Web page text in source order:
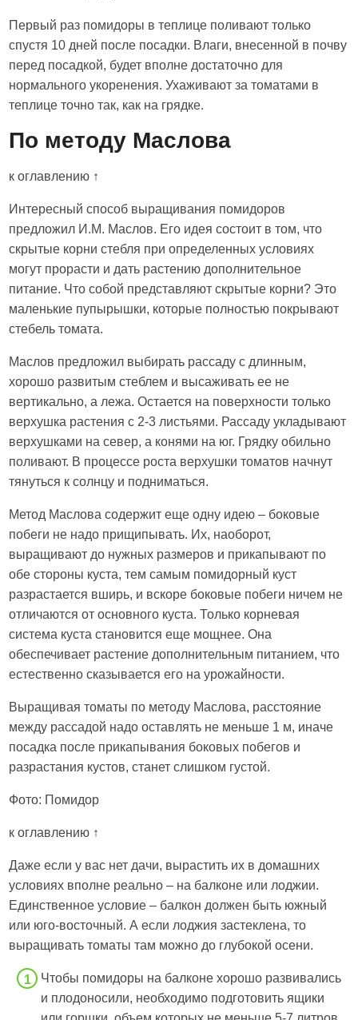
Первый раз помидоры в теплице поливают только
спустя 10 дней после посадки. Влаги, внесенной в почву
перед посадкой, будет вполне достаточно для
нормального укоренения. Ухаживают за томатами в
теплице точно так, как на грядке.
По методу Маслова
к оглавлению ↑
Интересный способ выращивания помидоров
предложил И.М. Маслов. Его идея состоит в том, что
скрытые корни стебля при определенных условиях
могут прорасти и дать растению дополнительное
питание. Что собой представляют скрытые корни? Это
маленькие пупырышки, которые полностью покрывают
стебель томата.
Маслов предложил выбирать рассаду с длинным,
хорошо развитым стеблем и высаживать ее не
вертикально, а лежа. Остается на поверхности только
верхушка растения с 2-3 листьями. Рассаду укладывают
верхушками на север, а конями на юг. Грядку обильно
поливают. В процессе роста верхушки томатов начнут
тянуться к солнцу и подниматься.
Метод Маслова содержит еще одну идею – боковые
побеги не надо прищипывать. Их, наоборот,
выращивают до нужных размеров и прикапывают по
обе стороны куста, тем самым помидорный куст
разрастается вширь, и вскоре боковые побеги ничем не
отличаются от основного куста. Только корневая
система куста становится еще мощнее. Она
обеспечивает растение дополнительным питанием, что
естественно сказывается его на урожайности.
Выращивая томаты по методу Маслова, расстояние
между рассадой надо оставлять не меньше 1 м, иначе
посадка после прикапывания боковых побегов и
разрастания кустов, станет слишком густой.
Фото: Помидор
к оглавлению ↑
Даже если у вас нет дачи, вырастить их в домашних
условиях вполне реально – на балконе или лоджии.
Единственное условие – балкон должен быть южный
или юго-восточный. А если лоджия застеклена, то
выращивать томаты там можно до глубокой осени.
Чтобы помидоры на балконе хорошо развивались
и плодоносили, необходимо подготовить ящики